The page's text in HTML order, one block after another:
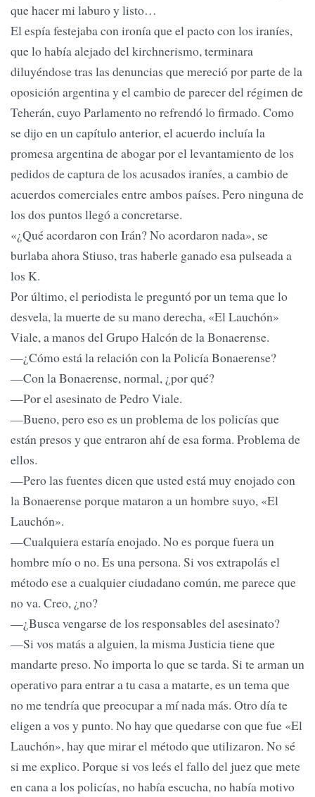
que hacer mi laburo y listo…
El espía festejaba con ironía que el pacto con los iraníes,
que lo había alejado del kirchnerismo, terminara
diluyéndose tras las denuncias que mereció por parte de la
oposición argentina y el cambio de parecer del régimen de
Teherán, cuyo Parlamento no refrendó lo firmado. Como
se dijo en un capítulo anterior, el acuerdo incluía la
promesa argentina de abogar por el levantamiento de los
pedidos de captura de los acusados iraníes, a cambio de
acuerdos comerciales entre ambos países. Pero ninguna de
los dos puntos llegó a concretarse.
«¿Qué acordaron con Irán? No acordaron nada», se
burlaba ahora Stiuso, tras haberle ganado esa pulseada a
los K.
Por último, el periodista le preguntó por un tema que lo
desvela, la muerte de su mano derecha, «El Lauchón»
Viale, a manos del Grupo Halcón de la Bonaerense.
—¿Cómo está la relación con la Policía Bonaerense?
—Con la Bonaerense, normal, ¿por qué?
—Por el asesinato de Pedro Viale.
—Bueno, pero eso es un problema de los policías que
están presos y que entraron ahí de esa forma. Problema de
ellos.
—Pero las fuentes dicen que usted está muy enojado con
la Bonaerense porque mataron a un hombre suyo, «El
Lauchón».
—Cualquiera estaría enojado. No es porque fuera un
hombre mío o no. Es una persona. Si vos extrapolás el
método ese a cualquier ciudadano común, me parece que
no va. Creo, ¿no?
—¿Busca vengarse de los responsables del asesinato?
—Si vos matás a alguien, la misma Justicia tiene que
mandarte preso. No importa lo que se tarda. Si te arman un
operativo para entrar a tu casa a matarte, es un tema que
no me tendría que preocupar a mí nada más. Otro día te
eligen a vos y punto. No hay que quedarse con que fue «El
Lauchón», hay que mirar el método que utilizaron. No sé
si me explico. Porque si vos leés el fallo del juez que mete
en cana a los policías, no había escucha, no había motivo